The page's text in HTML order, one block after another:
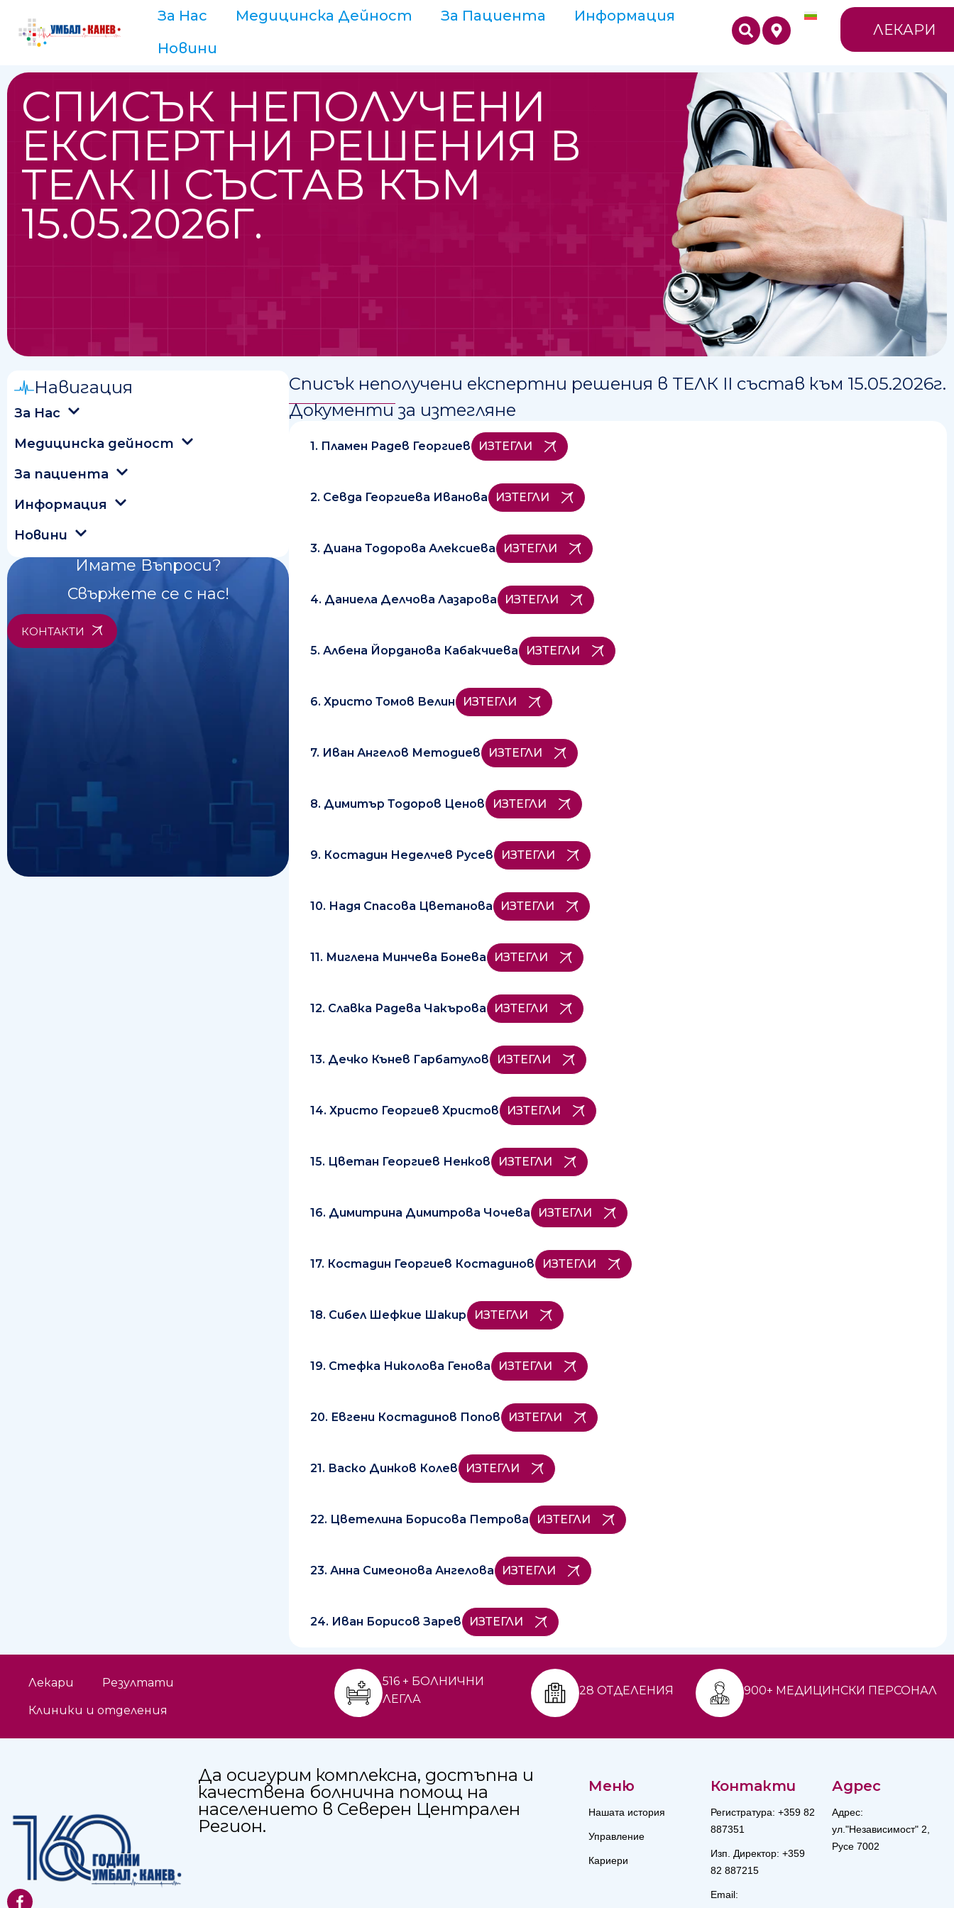
За Нас Медицинска Дейност За Пациента
Информация
Новини
ЛЕКАРИ
СПИСЪК НЕПОЛУЧЕНИ
ЕКСПЕРТНИ РЕШЕНИЯ В
ТЕЛК II СЪСТАВ КЪМ
15.05.2026Г.
Навигация
За Нас
Медицинска дейност
За пациента
Информация
Новини
Имате Въпроси?
Свържете се с нас!
КОНТАКТИ
Списък неполучени експертни решения в ТЕЛК II състав към 15.05.2026г.
Документи за изтегляне
1. Пламен Радев Георгиев ИЗТЕГЛИ
2. Севда Георгиева Иванова ИЗТЕГЛИ
3. Диана Тодорова Алексиева ИЗТЕГЛИ
4. Даниела Делчова Лазарова ИЗТЕГЛИ
5. Албена Йорданова Кабакчиева ИЗТЕГЛИ
6. Христо Томов Велин ИЗТЕГЛИ
7. Иван Ангелов Методиев ИЗТЕГЛИ
8. Димитър Тодоров Ценов ИЗТЕГЛИ
9. Костадин Неделчев Русев ИЗТЕГЛИ
10. Надя Спасова Цветанова ИЗТЕГЛИ
11. Миглена Минчева Бонева ИЗТЕГЛИ
12. Славка Радева Чакърова ИЗТЕГЛИ
13. Дечко Кънев Гарбатулов ИЗТЕГЛИ
14. Христо Георгиев Христов ИЗТЕГЛИ
15. Цветан Георгиев Ненков ИЗТЕГЛИ
16. Димитрина Димитрова Чочева ИЗТЕГЛИ
17. Костадин Георгиев Костадинов ИЗТЕГЛИ
18. Сибел Шефкие Шакир ИЗТЕГЛИ
19. Стефка Николова Генова ИЗТЕГЛИ
20. Евгени Костадинов Попов ИЗТЕГЛИ
21. Васко Динков Колев ИЗТЕГЛИ
22. Цветелина Борисова Петрова ИЗТЕГЛИ
23. Анна Симеонова Ангелова ИЗТЕГЛИ
24. Иван Борисов Зарев ИЗТЕГЛИ
Лекари Резултати
Клиники и отделения
516 + БОЛНИЧНИ
ЛЕГЛА
28 ОТДЕЛЕНИЯ 900+ МЕДИЦИНСКИ ПЕРСОНАЛ
Да осигурим комплексна, достъпна и
качествена болнична помощ на
населението в Северен Централен
Регион.
Меню
Нашата история
Управление
Кариери
Контакти
Регистратура: +359 82
887351
Изп. Директор: +359
82 887215
Email:
Адрес
Адрес:
ул."Независимост" 2,
Русе 7002